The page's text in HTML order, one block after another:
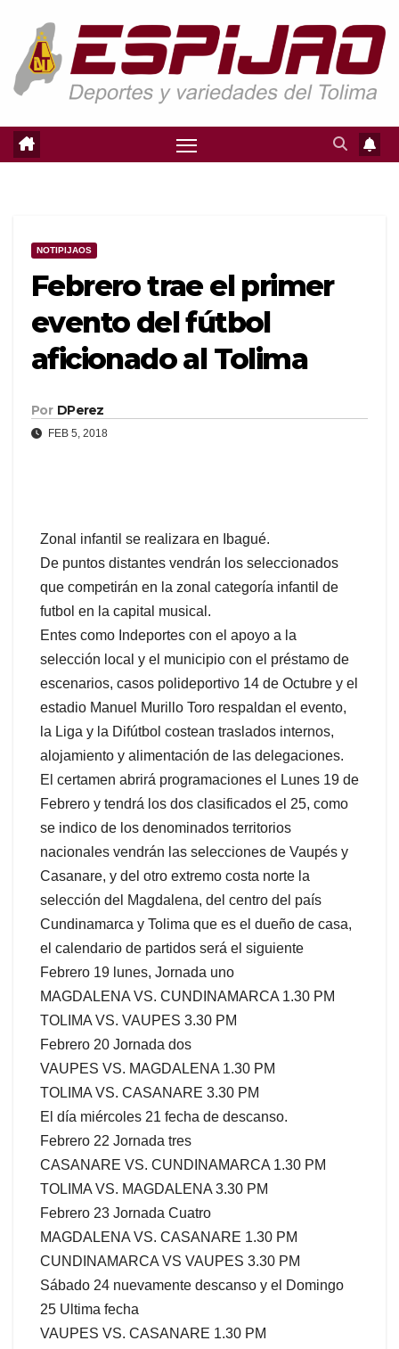
contenido
NOTIPIJAOS
Febrero trae el primer
evento del fútbol
aficionado al Tolima
Por DPerez
FEB 5, 2018
Zonal infantil se realizara en Ibagué.
De puntos distantes vendrán los seleccionados
que competirán en la zonal categoría infantil de
futbol en la capital musical.
Entes como Indeportes con el apoyo a la
selección local y el municipio con el préstamo de
escenarios, casos polideportivo 14 de Octubre y el
estadio Manuel Murillo Toro respaldan el evento,
la Liga y la Difútbol costean traslados internos,
alojamiento y alimentación de las delegaciones.
El certamen abrirá programaciones el Lunes 19 de
Febrero y tendrá los dos clasificados el 25, como
se indico de los denominados territorios
nacionales vendrán las selecciones de Vaupés y
Casanare, y del otro extremo costa norte la
selección del Magdalena, del centro del país
Cundinamarca y Tolima que es el dueño de casa,
el calendario de partidos será el siguiente
Febrero 19 lunes, Jornada uno
MAGDALENA VS. CUNDINAMARCA 1.30 PM
TOLIMA VS. VAUPES 3.30 PM
Febrero 20 Jornada dos
VAUPES VS. MAGDALENA 1.30 PM
TOLIMA VS. CASANARE 3.30 PM
El día miércoles 21 fecha de descanso.
Febrero 22 Jornada tres
CASANARE VS. CUNDINAMARCA 1.30 PM
TOLIMA VS. MAGDALENA 3.30 PM
Febrero 23 Jornada Cuatro
MAGDALENA VS. CASANARE 1.30 PM
CUNDINAMARCA VS VAUPES 3.30 PM
Sábado 24 nuevamente descanso y el Domingo
25 Ultima fecha
VAUPES VS. CASANARE 1.30 PM